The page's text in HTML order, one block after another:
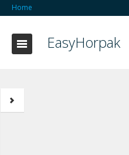
Home
EasyHorpak